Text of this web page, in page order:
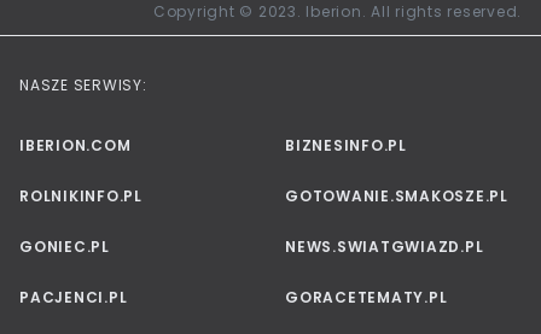
Copyright © 2023. Iberion. All rights reserved.
NASZE SERWISY:
IBERION.COM BIZNESINFO.PL
ROLNIKINFO.PL GOTOWANIE.SMAKOSZE.PL
GONIEC.PL NEWS.SWIATGWIAZD.PL
PACJENCI.PL GORACETEMATY.PL